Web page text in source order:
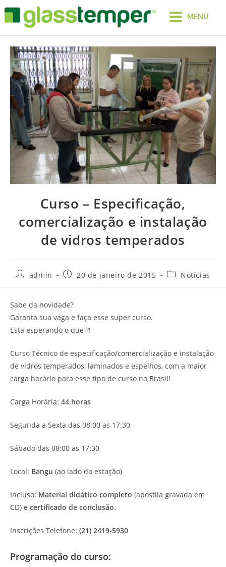
MENU
Curso – Especificação,
comercialização e instalação
de vidros temperados
admin 20 de janeiro de 2015 Notícias
Sabe da novidade?
Garanta sua vaga e faça esse super curso.
Esta esperando o que ?!
Curso Técnico de especificação/comercialização e instalação
de vidros temperados, laminados e espelhos, com a maior
carga horário para esse tipo de curso no Brasil!
Carga Horária: 44 horas
Segunda a Sexta das 08:00 as 17:30
Sábado das 08:00 as 17:30
Local: Bangu (ao lado da estação)
Incluso: Material didático completo (apostila gravada em
CD) e certificado de conclusão.
Inscrições Telefone: (21) 2419-5930
Programação do curso: